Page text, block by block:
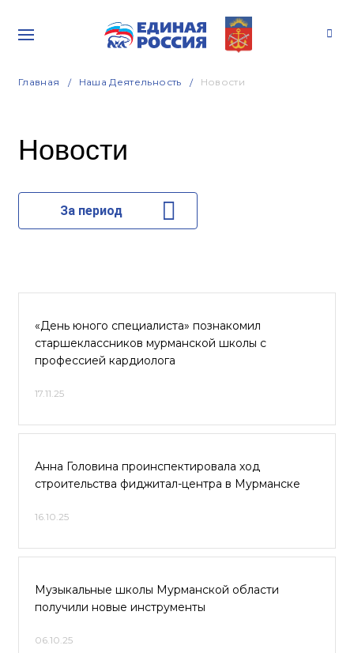
Главная Наша Деятельность Новости
Новости
За период
«День юного специалиста» познакомил
старшеклассников мурманской школы с
профессией кардиолога
17.11.25
Анна Головина проинспектировала ход
строительства фиджитал-центра в Мурманске
16.10.25
Музыкальные школы Мурманской области
получили новые инструменты
06.10.25